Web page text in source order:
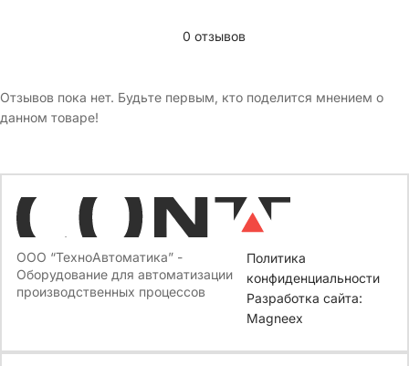
0 отзывов
Отзывов пока нет. Будьте первым, кто поделится мнением о
данном товаре!
ООО “ТехноАвтоматика” -
Оборудование для автоматизации
производственных процессов
Политика
конфиденциальности
Разработка сайта:
Magneex